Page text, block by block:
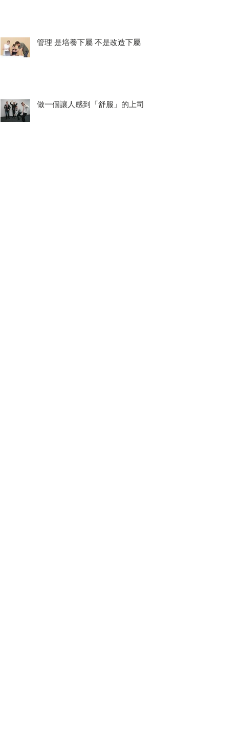
管理 是培養下屬 不是改造下屬
做一個讓人感到「舒服」的上司